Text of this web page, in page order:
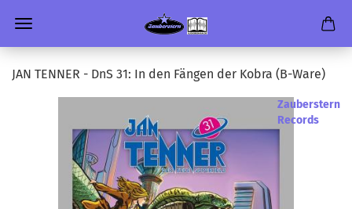
JAN TEN­NER - DnS 31: In den Fän­gen der Kobra (B-​Ware)
Zauberstern
Records